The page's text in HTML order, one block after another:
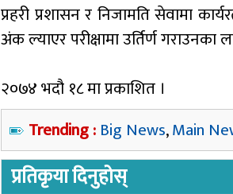
प्रहरी प्रशासन र निजामति सेवामा
अंक ल्याएर परीक्षामा उर्तिर्ण गराउनका
२०७४ भदौ १८ मा प्रकाशित ।
Trending : Big News,Main
प्रतिकृया दिनुहोस्